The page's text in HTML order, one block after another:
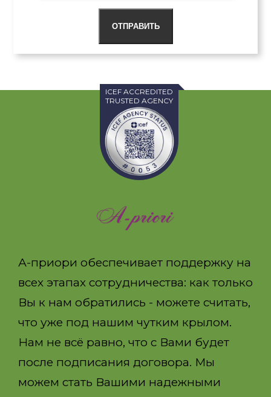
ОТПРАВИТЬ
ICEF ACCREDITED
TRUSTED AGENCY
А-приори обеспечивает поддержку на
всех этапах сотрудничества: как только
Вы к нам обратились - можете считать,
что уже под нашим чутким крылом.
Нам не всё равно, что с Вами будет
после подписания договора. Мы
можем стать Вашими надежными